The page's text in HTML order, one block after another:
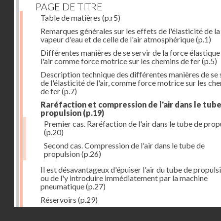
PAGE DE TITRE
Table de matières (p.r5)
Remarques générales sur les effets de l'élasticité de la
vapeur d'eau et de celle de l'air atmosphérique(p.1)
Différentes manières de se servir de la force
l'air comme force motrice sur les chemins de fer(p.5)
Description technique des différentes manières de se
de l'élasticité de l'air, comme force motrice sur les
de fer(p.7)
Raréfaction et compression de l'air dans le
propulsion (p.19)
Premier cas. Raréfaction de l'air dans le tube de
(p.20)
Second cas. Compression de l'air dans le tube de
propulsion(p.26)
Il est désavantageux d'épuiser l'air du tube de
ou de l'y introduire immédiatement par la machine
pneumatique(p.27)
Réservoirs (p.29)